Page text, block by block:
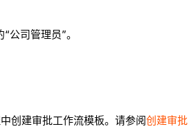
公司管理员”。
创建审批工作流模板。请参阅创建审批